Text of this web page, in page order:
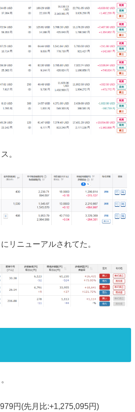
。
リニューアルされてた。
円(先月比:+1,275,095円)